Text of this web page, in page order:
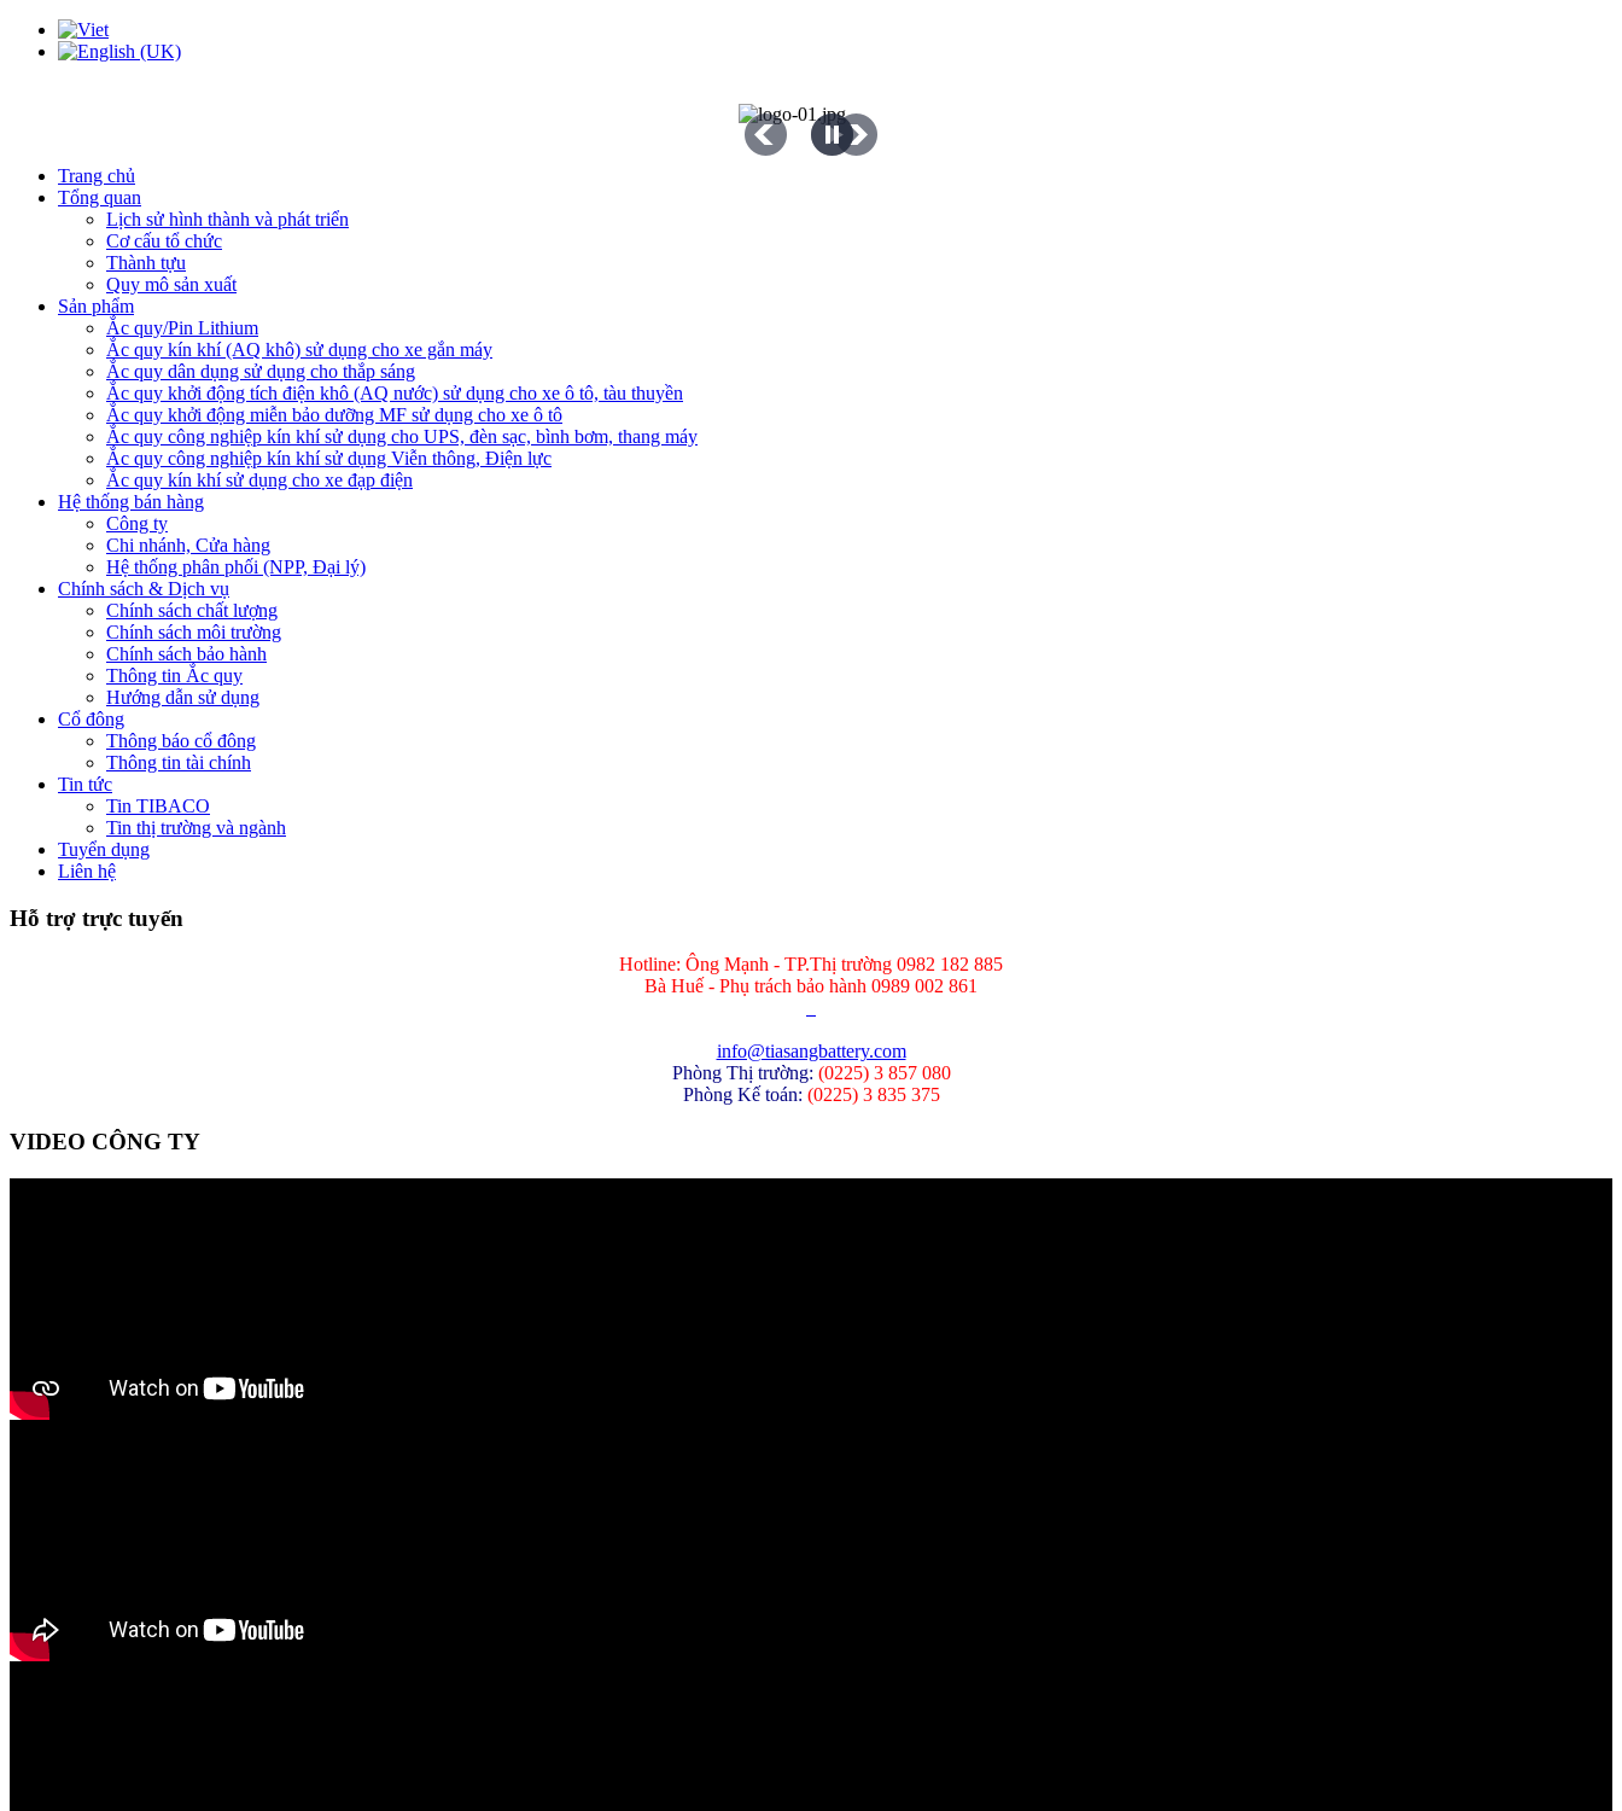
Trang chủ
Tổng quan
Lịch sử hình thành và phát triển
Cơ cấu tổ chức
Thành tựu
Quy mô sản xuất
Sản phẩm
Ắc quy/Pin Lithium
Ắc quy kín khí (AQ khô) sử dụng cho xe gắn máy
Ắc quy dân dụng sử dụng cho thắp sáng
Ắc quy khởi động tích điện khô (AQ nước) sử dụng cho xe ô tô, tàu thuyền
Ắc quy khởi động miễn bảo dưỡng MF sử dụng cho xe ô tô
Ắc quy công nghiệp kín khí sử dụng cho UPS, đèn sạc, bình bơm, thang máy
Ắc quy công nghiệp kín khí sử dụng Viễn thông, Điện lực
Ắc quy kín khí sử dụng cho xe đạp điện
Hệ thống bán hàng
Công ty
Chi nhánh, Cửa hàng
Hệ thống phân phối (NPP, Đại lý)
Chính sách & Dịch vụ
Chính sách chất lượng
Chính sách môi trường
Chính sách bảo hành
Thông tin Ắc quy
Hướng dẫn sử dụng
Cổ đông
Thông báo cổ đông
Thông tin tài chính
Tin tức
Tin TIBACO
Tin thị trường và ngành
Tuyển dụng
Liên hệ
Hỗ trợ trực tuyến
Hotline: Ông Mạnh - TP.Thị trường 0982 182 885
Bà Huế - Phụ trách bảo hành 0989 002 861
info@tiasangbattery.com
Phòng Thị trường: (0225) 3 857 080
Phòng Kế toán: (0225) 3 835 375
VIDEO CÔNG TY